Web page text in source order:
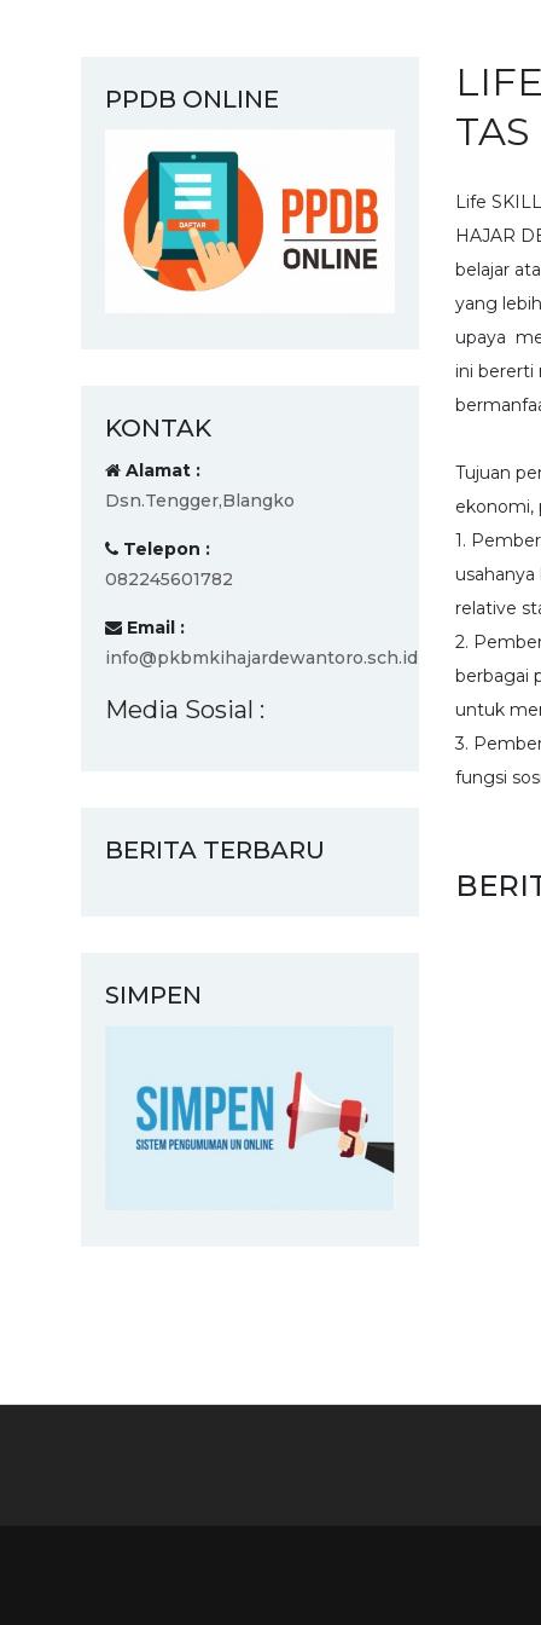
PPDB ONLINE
KONTAK
Alamat :
Dsn.Tengger,Blangko
Telepon :
082245601782
Email :
info@pkbmkihajardewantoro.sch.id
Media Sosial :
BERITA TERBARU
SIMPEN
Life
HAJAR
belajar
yang
upaya
ini bererti
Tujuan
ekonomi,
1.
relative
2.
berbagai
untuk
3.
fungsi